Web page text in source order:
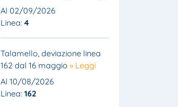
Al 02/09/2026
Linea: 4
Talamello, deviazione linea
162 dal 16 maggio » Leggi
Al 10/08/2026
Linea: 162